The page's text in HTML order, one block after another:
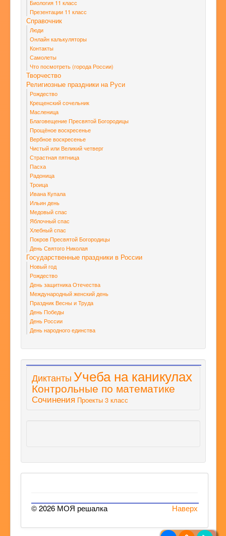
Биология 11 класс
Презентации 11 класс
Справочник
Люди
Онлайн калькуляторы
Контакты
Самолеты
Что посмотреть (города России)
Творчество
Религиозные праздники на Руси
Рождество
Крещенский сочельник
Масленица
Благовещение Пресвятой Богородицы
Прощёное воскресенье
Вербное воскресенье
Чистый или Великий четверг
Страстная пятница
Пасха
Радоница
Троица
Ивана Купала
Ильин день
Медовый спас
Яблочный спас
Хлебный спас
Покров Пресвятой Богородицы
День Святого Николая
Государственные праздники в России
Новый год
Рождество
День защитника Отечества
Международный женский день
Праздник Весны и Труда
День Победы
День России
День народного единства
Диктанты Учеба на каникулах
Контрольные по математике
Сочинения Проекты 3 класс
Наверх
© 2026 МОЯ решалка